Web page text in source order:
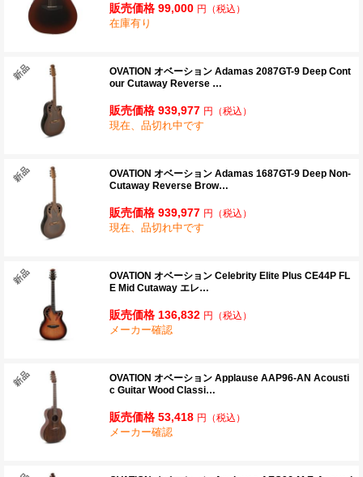
販売価格 99,000 円 （税込）
在庫有り
OVATION オベーション Adamas 2087GT-9 Deep Cont
our Cutaway Reverse …
販売価格 939,977 円 （税込）
現在、品切れ中です
OVATION オベーション Adamas 1687GT-9 Deep Non-
Cutaway Reverse Brow…
販売価格 939,977 円 （税込）
現在、品切れ中です
OVATION オベーション Celebrity Elite Plus CE44P FL
E Mid Cutaway エレ…
販売価格 136,832 円 （税込）
メーカー確認
OVATION オベーション Applause AAP96-AN Acousti
c Guitar Wood Classi…
販売価格 53,418 円 （税込）
メーカー確認